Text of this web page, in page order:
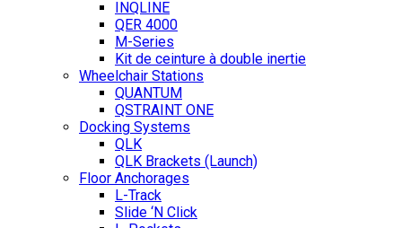
INQLINE
QER 4000
M-Series
Kit de ceinture à double inertie
Wheelchair Stations
QUANTUM
QSTRAINT ONE
Docking Systems
QLK
QLK Brackets (Launch)
Floor Anchorages
L-Track
Slide ‘N Click